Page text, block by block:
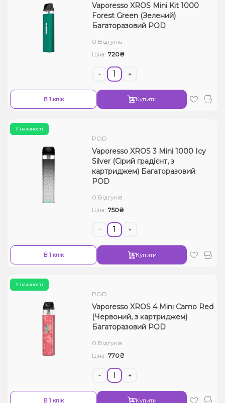
Vaporesso XROS Mini Kit 1000
Forest Green (Зелений)
Багаторазовий POD
0 Відгуків
Ціна: 720₴
- +
В 1 клік Купити
У наявності
POD
Vaporesso XROS 3 Mini 1000 Icy
Silver (Сірий градієнт, з
картриджем) Багаторазовий
POD
0 Відгуків
Ціна: 750₴
- +
В 1 клік Купити
У наявності
POD
Vaporesso XROS 4 Mini Camo Red
(Червоний, з картриджем)
Багаторазовий POD
0 Відгуків
Ціна: 770₴
- +
В 1 клік Купити